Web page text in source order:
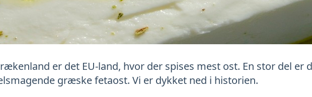
er det EU-land, hvor der spises mest ost. En stor del er
græske fetaost. Vi er dykket ned i historien.